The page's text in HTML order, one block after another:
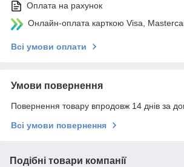
Оплата на рахунок
Онлайн-оплата карткою Visa,
Всі умови оплати
Умови повернення
Повернення товару впродовж 14 днів за
Всі умови повернення
Подібні товари компанії